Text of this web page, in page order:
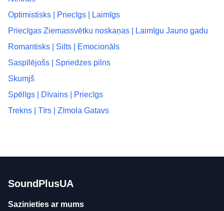
Optimistisks | Priecīgs | Laimīgs
Priecīgas Ziemassvētku noskaņas | Laimīgu Jauno gadu
Romantisks | Silts | Emocionāls
Saspīlējošs | Spriedzes pilns
Skumjš
Spēlīgs | Dīvains | Priecīgs
Trekns | Tīrs | Zīmola Gatavs
SoundPlusUA
Sazinieties ar mums